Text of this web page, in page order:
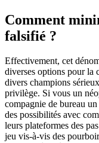
Comment
falsifié ?
Effectivement, cet
diverses options pour la
divers champions
privilège. Si vous un
compagnie de bureau
des possibilités avec
leurs plateformes des
jeu vis-à-vis des